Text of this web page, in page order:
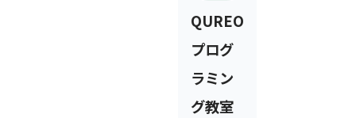
QUREO
プログ
ラミン
グ教室